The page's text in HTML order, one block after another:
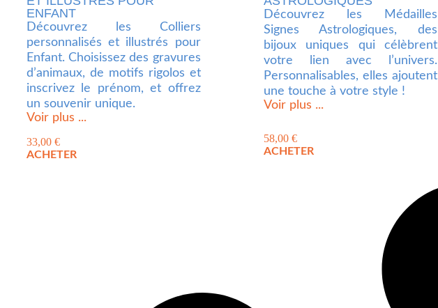
ENFANT
Découvrez les Colliers
personnalisés et illustrés pour
Enfant. Choisissez des gravures
d’animaux, de motifs rigolos et
inscrivez le prénom, et offrez
un souvenir unique.
Voir plus ...
33,00 €
ACHETER
Découvrez les Médailles
Signes Astrologiques, des
bijoux uniques qui célèbrent
votre lien avec l’univers.
Personnalisables, elles ajoutent
une touche à votre style !
Voir plus ...
58,00 €
ACHETER